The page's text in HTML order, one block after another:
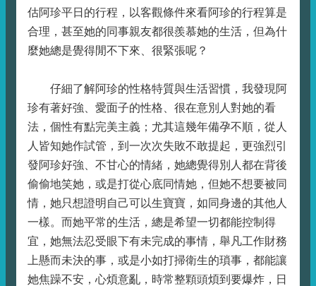
估阿珍平日的行程，以客觀條件來看阿珍的行程算是
合理，甚至她的同事親友都很羨慕她的生活，但為什
麼她總是覺得閒不下來、很緊張呢？
仔細了解阿珍的性格特質與生活習慣，我發現阿
珍有著好強、愛面子的性格、很在意別人對她的看
法，個性有點完美主義；尤其這幾年備孕不順，從人
人皆知她作試管，到一次次失敗不敢提起，更強烈引
發阿珍好強、不甘心的情緒，她總覺得別人都在背後
偷偷地笑她，或是打從心底同情她，但她不想要被同
情，她只想證明自己可以生寶寶，如同身邊的其他人
一樣。而她平常的生活，總是希望一切都能控制得
宜，她無法忍受眼下有未完成的事情，舉凡工作財務
上懸而未決的事，或是小如打掃衛生的瑣事，都能讓
她焦躁不安，心煩意亂，時常整顆頭煩到要爆炸，日